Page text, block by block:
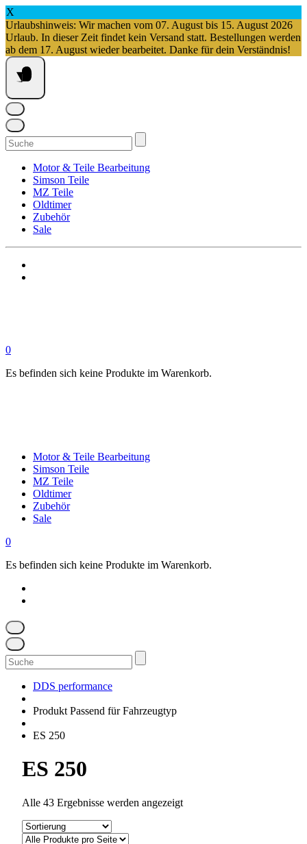
X
Urlaubshinweis: Wir machen vom 07. August bis 15. August 2026
Urlaub. In dieser Zeit findet kein Versand statt. Bestellungen werden
ab dem 17. August wieder bearbeitet. Danke für dein Verständnis!
Springe
zum
Inhalt
Suchen
nach:
Motor & Teile Bearbeitung
Simson Teile
MZ Teile
Oldtimer
Zubehör
Sale
0
Es befinden sich keine Produkte im Warenkorb.
Motor & Teile Bearbeitung
Simson Teile
MZ Teile
Oldtimer
Zubehör
Sale
0
Es befinden sich keine Produkte im Warenkorb.
Suchen
nach:
DDS performance
Produkt Passend für Fahrzeugtyp
ES 250
ES 250
Alle 43 Ergebnisse werden angezeigt